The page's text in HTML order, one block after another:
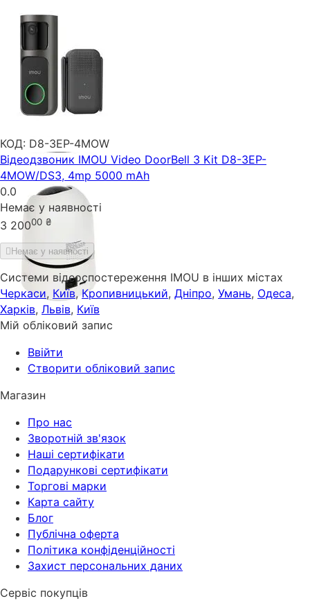
КОД: D8-3EP-4MOW
Відеодзвоник IMOU Video DoorBell 3 Kit D8-3EP-
4MOW/DS3, 4mp 5000 mAh
0.0
Немає у наявності
3 20000 ₴
Немає у наявності
Системи відеоспостереження IMOU в інших містах
Черкаси, Київ,Кропивницький, Дніпро, Умань, Одеса,
Харків, Львів, Київ
Мій обліковий запис
Ввійти
Створити обліковий запис
Магазин
Про нас
Зворотній зв'язок
Наші сертифікати
Подарункові сертифікати
Торгові марки
Карта сайту
Блог
Публічна оферта
Політика конфіденційності
Захист персональних даних
Сервіс покупців